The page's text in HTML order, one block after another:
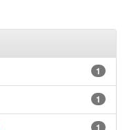
1
1
1